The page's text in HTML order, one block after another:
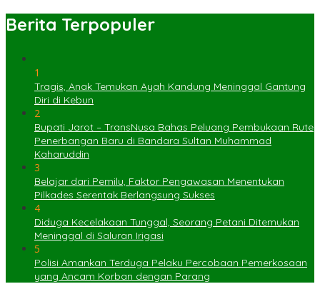
Berita Terpopuler
1
Tragis, Anak Temukan Ayah Kandung Meninggal Gantung
Diri di Kebun
2
Bupati Jarot – TransNusa Bahas Peluang Pembukaan Rute
Penerbangan Baru di Bandara Sultan Muhammad
Kaharuddin
3
Belajar dari Pemilu, Faktor Pengawasan Menentukan
Pilkades Serentak Berlangsung Sukses
4
Diduga Kecelakaan Tunggal, Seorang Petani Ditemukan
Meninggal di Saluran Irigasi
5
Polisi Amankan Terduga Pelaku Percobaan Pemerkosaan
yang Ancam Korban dengan Parang